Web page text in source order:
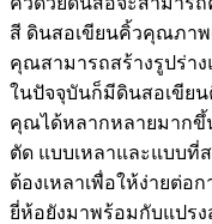
สี ดินสอเขียนคิ้วคุณภา
คุณสามารถสร้างรูปร่า
ในปัจจุบันก็มีดินสอเขีย
คุณได้หลากหลายมากขึ้
ตัด แบบเหลาและแบบที่
ต้องเหลาเพื่อให้ง่ายต่อ
ยี่ห้อยังมาพร้อมกับแปร